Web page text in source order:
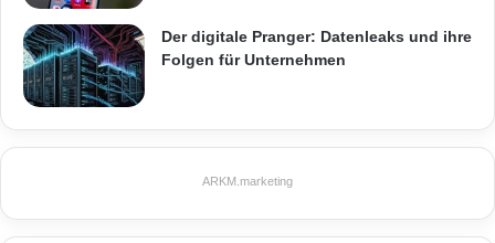
Der digitale Pranger: Datenleaks und ihre
Folgen für Unternehmen
ARKM.marketing